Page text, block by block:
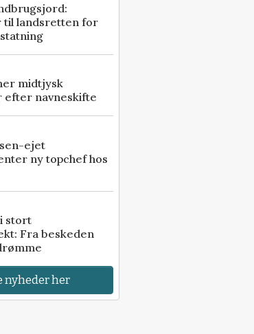
til landsretten for
midtjysk
efter navneskifte
ejet
ny topchef hos
stort
Fra beskeden
nyheder her